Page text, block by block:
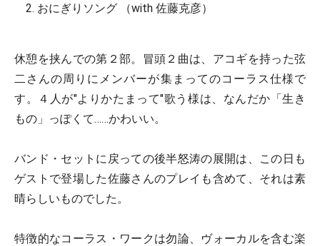
おにぎりソング （with 佐藤克彦）
休憩を挟んでの第２部。冒頭２曲は、アコギを持った弦
二さんの周りにメンバーが集まってのコーラス仕様で
す。４人が"よりかたまって"歌う様は、なんだか「生き
もの」っぽくて……かわいい。
バンド・セットに戻っての後半怒涛の展開は、この日も
ゲストで登場した佐藤さんのプレイも含めて、それは素
晴らしいものでした。
特徴的なコーラス・ワークは勿論、ヴォーカルを含む楽